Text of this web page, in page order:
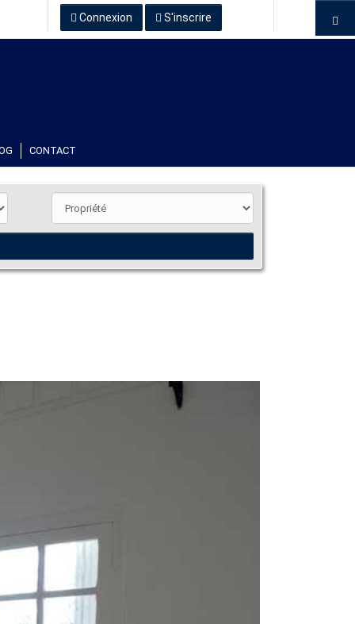
Connexion S'inscrire
CONTACT